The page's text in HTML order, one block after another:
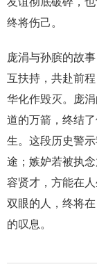
终将伤己。
庞涓与孙膑的故
互扶持，共赴前
华化作毁灭。庞
道的万箭，终结
生。这段历史警
途；嫉妒若被执
容贤才，方能在
双眼的人，终将
的叹息。